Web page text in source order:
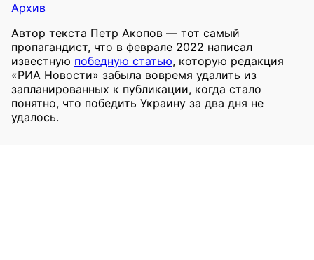
Архив
Автор текста Петр Акопов — тот самый
пропагандист, что в феврале 2022 написал
известную победную статью, которую редакция
«РИА Новости» забыла вовремя удалить из
запланированных к публикации, когда стало
понятно, что победить Украину за два дня не
удалось.